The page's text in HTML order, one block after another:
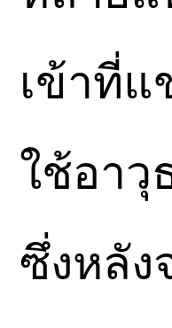
เข้าที่
ใช้อา
ซึ่งหลัง